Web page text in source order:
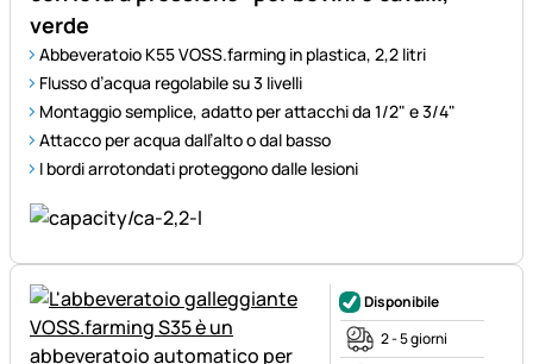
verde
Abbeveratoio K55 VOSS.farming in plastica, 2,2 litri
Flusso d’acqua regolabile su 3 livelli
Montaggio semplice, adatto per attacchi da 1/2" e 3/4"
Attacco per acqua dall’alto o dal basso
I bordi arrotondati proteggono dalle lesioni
Disponibile
2 - 5 giorni